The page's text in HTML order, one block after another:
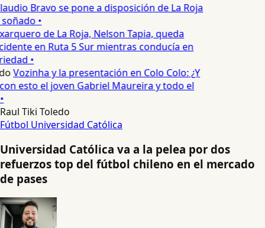
Bravo se pone a disposición de La Roja
•
de La Roja, Nelson Tapia, queda
en Ruta 5 Sur mientras conducía en
•
Vozinha y la presentación en Colo Colo: ¿Y
esto el joven Gabriel Maureira y todo el
Raul Tiki Toledo
Fútbol Universidad Católica
Universidad Católica va a la pelea por dos
refuerzos top del fútbol chileno en el mercado
de pases